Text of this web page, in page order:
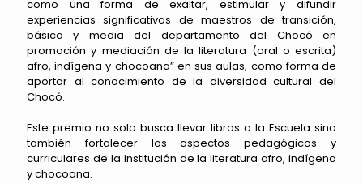
como una forma de exaltar, estimular y difundir
experiencias significativas de maestros de transición,
básica y media del departamento del Chocó en
promoción y mediación de la literatura (oral o escrita)
afro, indígena y chocoana” en sus aulas, como forma de
aportar al conocimiento de la diversidad cultural del
Chocó.
Este premio no solo busca llevar libros a la Escuela sino
también fortalecer los aspectos pedagógicos y
curriculares de la institución de la literatura afro, indígena
y chocoana.